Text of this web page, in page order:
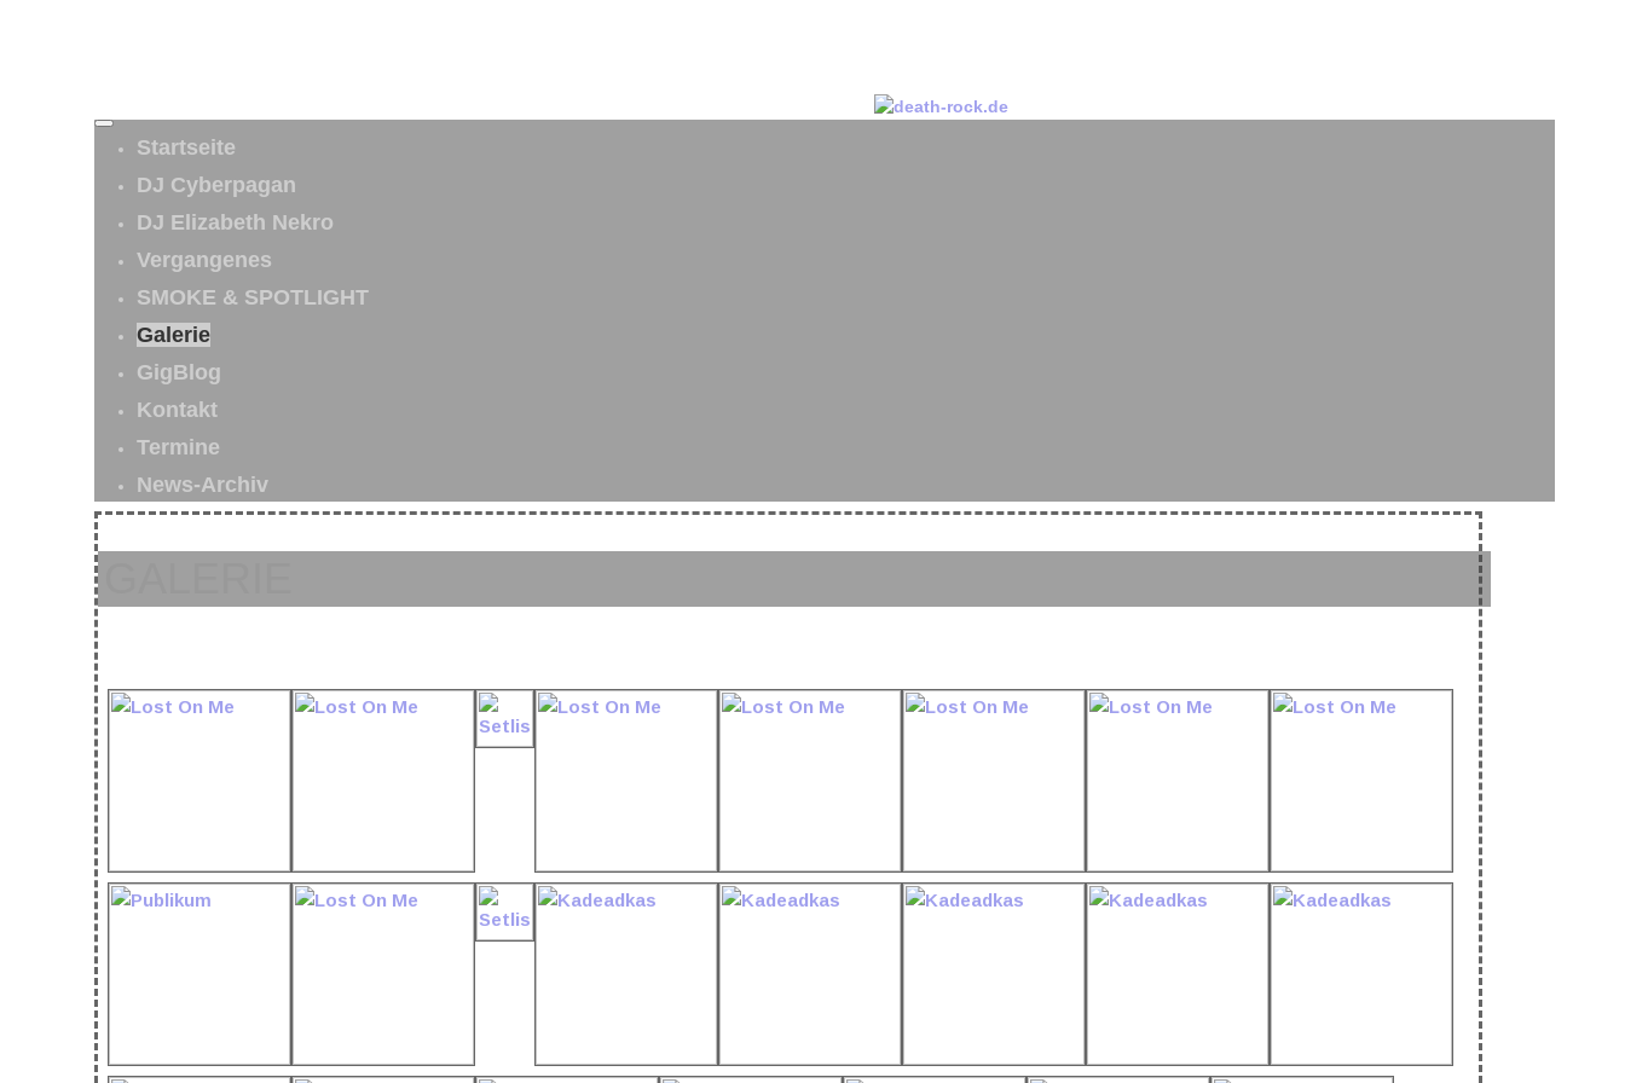
Startseite
DJ Cyberpagan
DJ Elizabeth Nekro
Vergangenes
SMOKE & SPOTLIGHT
Galerie
GigBlog
Kontakt
Termine
News-Archiv